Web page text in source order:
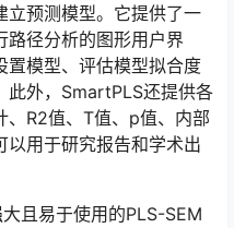
立预测模型。它提供了一
路径分析的图形用户界
置模型、评估模型拟合度
此外，SmartPLS还提供各
、R2值、T值、p值、内部
以用于研究报告和学术出
且易于使用的PLS-SEM